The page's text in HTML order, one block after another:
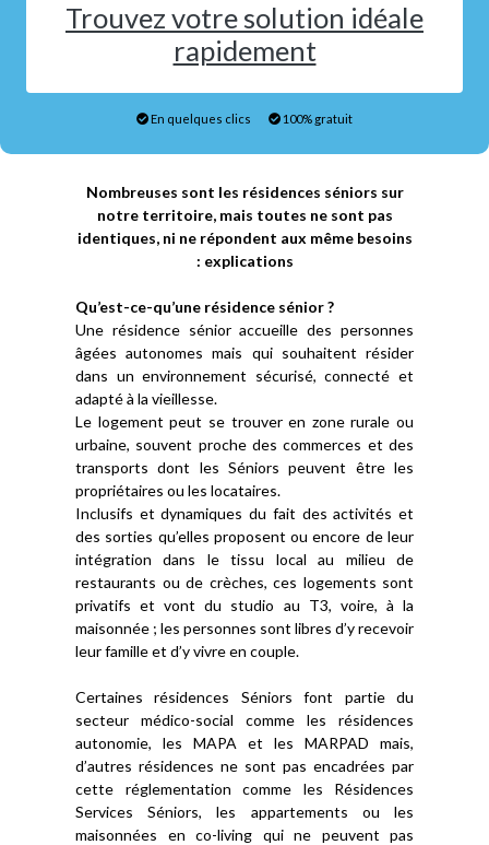
Trouvez votre solution idéale
rapidement
En quelques clics 100% gratuit
Nombreuses sont les résidences séniors sur
notre territoire, mais toutes ne sont pas
identiques, ni ne répondent aux même besoins
: explications
Qu’est-ce-qu’une résidence sénior ?
Une résidence sénior accueille des personnes
âgées autonomes mais qui souhaitent résider
dans un environnement sécurisé, connecté et
adapté à la vieillesse.
Le logement peut se trouver en zone rurale ou
urbaine, souvent proche des commerces et des
transports dont les Séniors peuvent être les
propriétaires ou les locataires.
Inclusifs et dynamiques du fait des activités et
des sorties qu’elles proposent ou encore de leur
intégration dans le tissu local au milieu de
restaurants ou de crèches, ces logements sont
privatifs et vont du studio au T3, voire, à la
maisonnée ; les personnes sont libres d’y recevoir
leur famille et d’y vivre en couple.
Certaines résidences Séniors font partie du
secteur médico-social comme les résidences
autonomie, les MAPA et les MARPAD mais,
d’autres résidences ne sont pas encadrées par
cette réglementation comme les Résidences
Services Séniors, les appartements ou les
maisonnées en co-living qui ne peuvent pas